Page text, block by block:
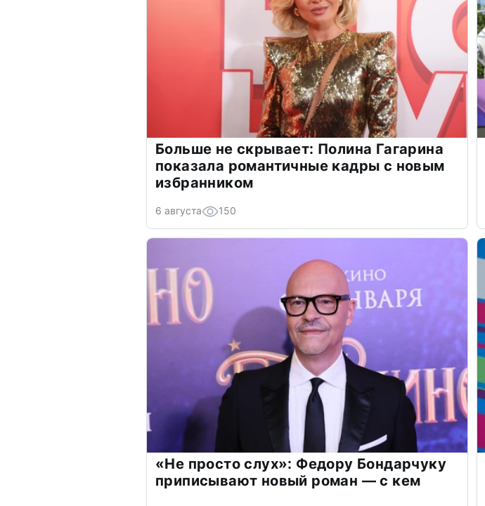
Больше не скрывает: Полина Гагарина
показала романтичные кадры с новым
избранником
6 августа 150
«Не просто слух»: Федору Бондарчуку
приписывают новый роман — с кем